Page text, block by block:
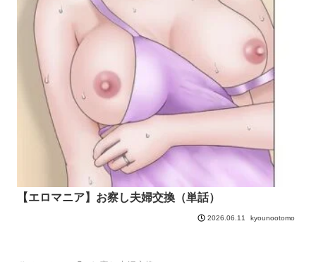
【エロマニア】お察し夫婦交換（単話）
2026.06.11 kyounootomo